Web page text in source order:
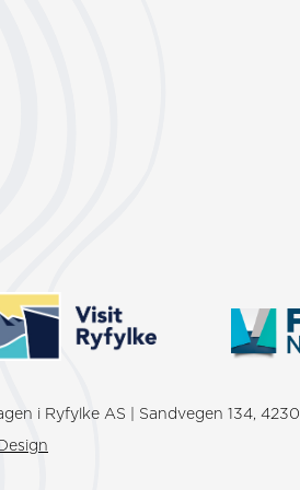
i Ryfylke AS | Sandvegen 134,